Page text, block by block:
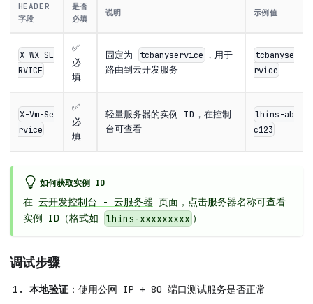
HEADER
字段
是否
必填
说明 示例值
X-WX-SE
RVICE
✅
必
填
固定为 tcbanyservice ，用于
路由到云开发服务
tcbanyse
rvice
X-Vm-Se
rvice
✅
必
填
轻量服务器的实例 ID，在控制
台可查看
lhins-ab
c123
如何获取实例 ID
在 云开发控制台 - 云服务器 页面，点击服务器名称可查看
实例 ID（格式如
lhins-xxxxxxxxx ）
调试步骤
本地验证 ：使用公网 IP + 80 端口测试服务是否正常